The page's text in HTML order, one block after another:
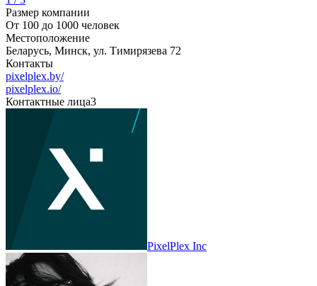
Размер компании
От 100 до 1000 человек
Местоположение
Беларусь, Минск, ул. Тимирязева 72
Контакты
pixelplex.by/
pixelplex.io/
Контактные лица3
PixelPlex Inc